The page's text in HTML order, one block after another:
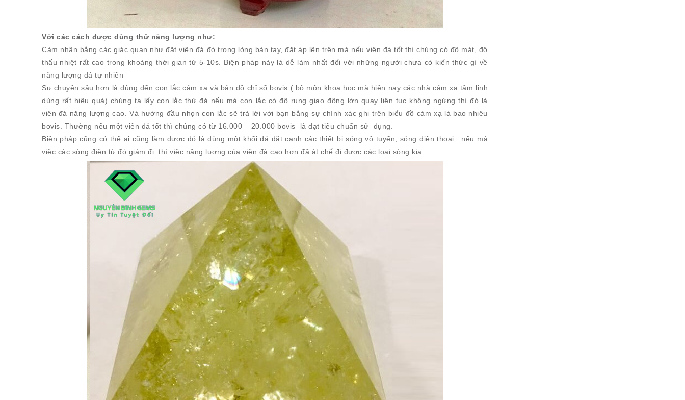
Với các cách được dùng thử năng lượng như:
Cảm nhận bằng các giác quan như đặt viên đá đó trong lòng bàn tay, đặt áp lên trên má nếu viên đá tốt thì chúng có độ mát, độ
thấu nhiệt rất cao trong khoảng thời gian từ 5-10s. Biện pháp này là dễ làm nhất đối với những người chưa có kiến thức gì về
năng lượng đá tự nhiên
Sự chuyên sâu hơn là dùng đến con lắc cảm xạ và bản đồ chỉ số bovis ( bộ môn khoa học mà hiện nay các nhà cảm xạ tâm linh
dùng rất hiệu quả) chúng ta lấy con lắc thử đá nếu mà con lắc có độ rung giao động lớn quay liên tục không ngừng thì đó là
viên đá năng lượng cao. Và hướng đầu nhọn con lắc sẽ trả lời với bạn bằng sự chính xác ghi trên biểu đồ cảm xạ là bao nhiêu
bovis. Thường nếu một viên đá tốt thì chúng có từ 16.000 – 20.000 bovis là đạt tiêu chuẩn sử dụng.
Biện pháp cũng có thể ai cũng làm được đó là dùng một khối đá đặt cạnh các thiết bị sóng vô tuyến, sóng điện thoại…nếu mà
việc các sóng điện từ đó giảm đi thì việc năng lượng của viên đá cao hơn đã át chế đi được các loại sóng kia.